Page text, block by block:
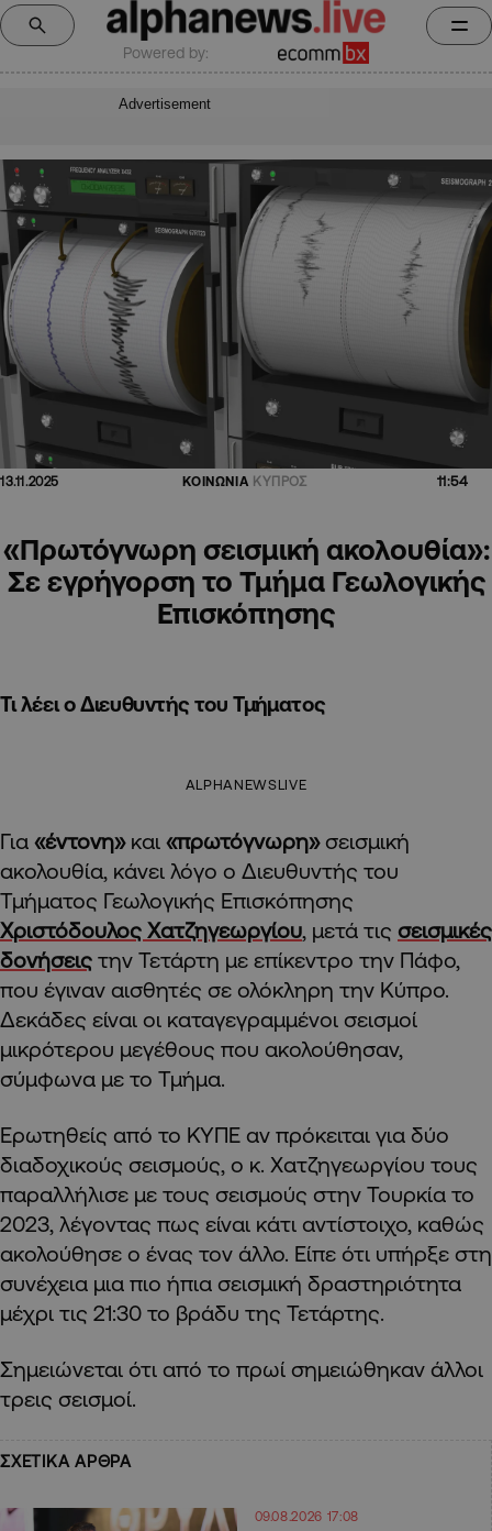
Powered by:
Advertisement
13.11.2025 ΚΟΙΝΩΝΙΑ ΚΥΠΡΟΣ 11:54
«Πρωτόγνωρη σεισμική ακολουθία»:
Σε εγρήγορση το Τμήμα Γεωλογικής
Επισκόπησης
Τι λέει ο Διευθυντής του Τμήματος
ALPHANEWSLIVE
Για «έντονη»και «πρωτόγνωρη»σεισμική
ακολουθία, κάνει λόγο ο Διευθυντής του
Τμήματος Γεωλογικής Επισκόπησης
Χριστόδουλος Χατζηγεωργίου , μετά τις σεισμικές
δονήσεις την Τετάρτη με επίκεντρο την Πάφο,
που έγιναν αισθητές σε ολόκληρη την Κύπρο.
Δεκάδες είναι οι καταγεγραμμένοι σεισμοί
μικρότερου μεγέθους που ακολούθησαν,
σύμφωνα με το Τμήμα.
Ερωτηθείς από το ΚΥΠΕ αν πρόκειται για δύο
διαδοχικούς σεισμούς, ο κ. Χατζηγεωργίου τους
παραλλήλισε με τους σεισμούς στην Τουρκία το
2023, λέγοντας πως είναι κάτι αντίστοιχο, καθώς
ακολούθησε ο ένας τον άλλο. Είπε ότι υπήρξε στη
συνέχεια μια πιο ήπια σεισμική δραστηριότητα
μέχρι τις 21:30 το βράδυ της Τετάρτης.
Σημειώνεται ότι από το πρωί σημειώθηκαν άλλοι
τρεις σεισμοί.
ΣΧΕΤΙΚΑ ΑΡΘΡΑ
09.08.2026 17:08